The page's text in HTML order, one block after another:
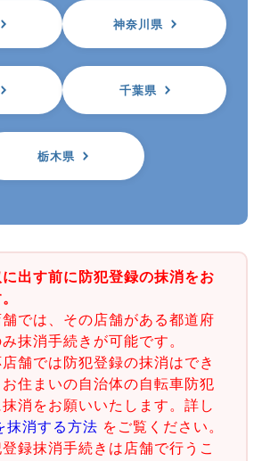
神奈川県
千葉県
栃木県
出す前に防犯登録の抹消をお
では、その店舗がある都道府
抹消手続きが可能です。
舗では防犯登録の抹消はでき
住まいの自治体の自転車防犯
消をお願いいたします。詳し
抹消する方法 をご覧ください。
録抹消手続きは店舗で行うこ